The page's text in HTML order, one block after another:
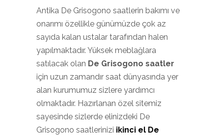
Antika De Grisogono saatlerin bakımı ve
onarımı özellikle günümüzde çok az
sayıda kalan ustalar tarafından halen
yapılmaktadır. Yüksek meblağlara
satılacak olan De Grisogono saatler
için uzun zamandır saat dünyasında yer
alan kurumumuz sizlere yardımcı
olmaktadır. Hazırlanan özel sitemiz
sayesinde sizlerde elinizdeki De
Grisogono saatlerinizi ikinci el De